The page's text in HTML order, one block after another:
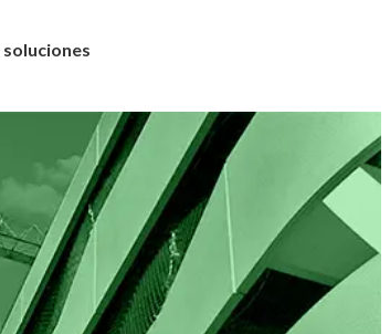
soluciones